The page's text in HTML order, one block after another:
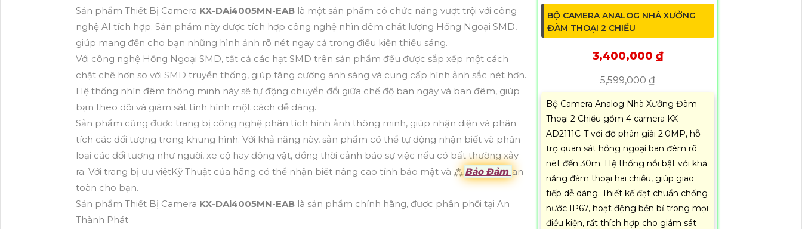
Sản phẩm Thiết Bị Camera KX-DAi4005MN-EAB là một sản phẩm có chức năng vượt trội với công
nghệ AI tích hợp. Sản phẩm này được tích hợp công nghệ nhìn đêm chất lượng Hồng Ngoại SMD,
giúp mang đến cho bạn những hình ảnh rõ nét ngay cả trong điều kiện thiếu sáng.
Với công nghệ Hồng Ngoại SMD, tất cả các hạt SMD trên sản phẩm đều được sắp xếp một cách
chặt chẽ hơn so với SMD truyền thống, giúp tăng cường ánh sáng và cung cấp hình ảnh sắc nét hơn.
Hệ thống nhìn đêm thông minh này sẽ tự động chuyển đổi giữa chế độ ban ngày và ban đêm, giúp
bạn theo dõi và giám sát tình hình một cách dễ dàng.
Sản phẩm cũng được trang bị công nghệ phân tích hình ảnh thông minh, giúp nhận diện và phân
tích các đối tượng trong khung hình. Với khả năng này, sản phẩm có thể tự động nhận biết và phân
loại các đối tượng như người, xe cộ hay động vật, đồng thời cảnh báo sự việc nếu có bất thường xảy
ra. Với trang bị ưu việtKỹ Thuật của hãng có thể nhận biết nâng cao tính bảo mật và ⁂Bảo Đảm an
toàn cho bạn.
Sản phẩm Thiết Bị Camera KX-DAi4005MN-EAB là sản phẩm chính hãng, được phân phối tại An
Thành Phát
BỘ CAMERA ANALOG NHÀ XƯỞNG
ĐÀM THOẠI 2 CHIỀU
3,400,000 ₫
5,599,000 ₫
Bộ Camera Analog Nhà Xưởng Đàm
Thoại 2 Chiều gồm 4 camera KX-
AD2111C-T với độ phân giải 2.0MP, hỗ
trợ quan sát hồng ngoại ban đêm rõ
nét đến 30m. Hệ thống nổi bật với khả
năng đàm thoại hai chiều, giúp giao
tiếp dễ dàng. Thiết kế đạt chuẩn chống
nước IP67, hoạt động bền bỉ trong mọi
điều kiện, rất thích hợp cho giám sát